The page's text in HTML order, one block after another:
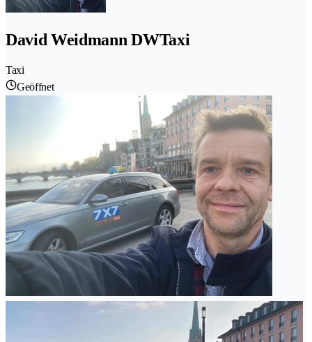
David Weidmann DWTaxi
Taxi
Geöffnet